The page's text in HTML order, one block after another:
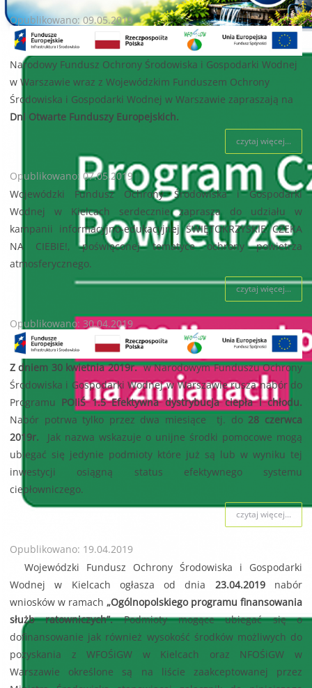
Opublikowano: 09.05.2019
Narodowy Fundusz Ochrony Środowiska i Gospodarki Wodnej
w Warszawie wraz z Wojewódzkim Funduszem Ochrony
Środowiska i Gospodarki Wodnej w Warszawie zapraszają na
Dni Otwarte Funduszy Europejskich.
czytaj więcej...
Opublikowano: 07.05.2019
Wojewódzki Fundusz Ochrony Środowiska i Gospodarki
Wodnej w Kielcach serdecznie zaprasza do udziału w
kampanii informacyjno-edukacyjnej ŚWIĘTOKRZYSKIE CZEKA
NA CIEBIE!, poświęconej tematyce ochrony powietrza
atmosferycznego.
czytaj więcej...
Opublikowano: 30.04.2019
Z dniem 30 kwietnia 2019r.w Narodowym Funduszu Ochrony
Środowiska i Gospodarki Wodnej w Warszawie rusza nabór do
Programu POIiŚ 1.5 Efektywna dystrybucja ciepła i chłodu.
Nabór potrwa tylko przez dwa miesiące tj. do 28 czerwca
2019r. Jak nazwa wskazuje o unijne środki pomocowe mogą
ubiegać się jedynie podmioty które już są lub w wyniku tej
inwestycji osiągną status efektywnego systemu
ciepłowniczego.
czytaj więcej...
Opublikowano: 19.04.2019
Wojewódzki Fundusz Ochrony Środowiska i Gospodarki
Wodnej w Kielcach ogłasza od dnia 23.04.2019nabór
wniosków w ramach „Ogólnopolskiego programu finansowania
służb ratowniczych”.Podmioty mogące ubiegać się o
dofinansowanie jak również wysokość środków możliwych do
pozyskania z WFOŚiGW w Kielcach oraz NFOŚiGW w
Warszawie określone są na liście zaakceptowanej przez